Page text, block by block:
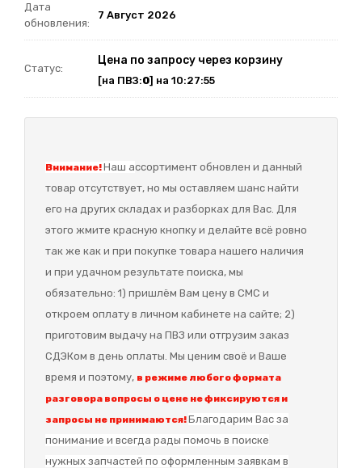
Дата
обновления:
7 Август 2026
Статус:
Цена по запросу через корзину
[на ПВЗ:0] на 10:27:55
Внимание!Наш ассортимент обновлен и данный
товар отсутствует, но мы оставляем шанс найти
его на других складах и разборках для Вас. Для
этого жмите красную кнопку и делайте всё ровно
так же как и при покупке товара нашего наличия
и при удачном результате поиска, мы
обязательно: 1) пришлём Вам цену в СМС и
откроем оплату в личном кабинете на сайте; 2)
приготовим выдачу на ПВЗ или отгрузим заказ
СДЭКом в день оплаты. Мы ценим своё и Ваше
время и поэтому, в режиме любого формата
разговора вопросы о цене не фиксируются и
запросы не принимаются!Благодарим Вас за
понимание и всегда рады помочь в поиске
нужных запчастей по оформленным заявкам в